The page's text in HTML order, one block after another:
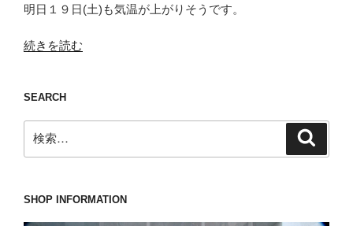
明日１９日(土)も気温が上がりそうです。
“今
は
即
戦
力
活
続きを読む
SEARCH
索:
SHOP INFORMATION